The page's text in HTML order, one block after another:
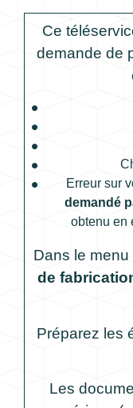
Ce
demande de
Erreur sur
demandé
obtenu en
Dans le
de
Préparez les
Les